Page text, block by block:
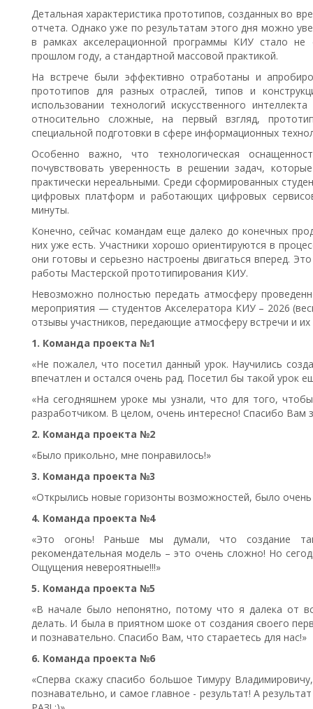
Детальная характеристика прототипов, созданных во
отчета. Однако уже по результатам этого дня можно
в рамках акселерационной программы КИУ стало
прошлом году, а стандартной массовой практикой.
На встрече были эффективно отработаны и
прототипов для разных отраслей, типов и
использовании технологий искусственного
относительно сложные, на первый взгляд,
специальной подготовки в сфере информационных
Особенно важно, что технологическая
почувствовать уверенность в решении задач,
практически нереальными. Среди сформированных
цифровых платформ и работающих цифровых
минуты.
Конечно, сейчас командам еще далеко до конечных
них уже есть. Участники хорошо ориентируются в
они готовы и серьезно настроены двигаться вперед.
работы Мастерской прототипирования КИУ.
Невозможно полностью передать атмосферу
мероприятия — студентов Акселератора КИУ – 2026
отзывы участников, передающие атмосферу встречи и их
1. Команда проекта №1
«Не пожалел, что посетил данный урок. Научились
впечатлен и остался очень рад. Посетил бы такой урок
«На сегодняшнем уроке мы узнали, что для того,
разработчиком. В целом, очень интересно! Спасибо Вам
2. Команда проекта №2
«Было прикольно, мне понравилось!»
3. Команда проекта №3
«Открылись новые горизонты возможностей, было очень
4. Команда проекта №4
«Это огонь! Раньше мы думали, что создание
рекомендательная модель – это очень сложно! Но
Ощущения невероятные!!!»
5. Команда проекта №5
«В начале было непонятно, потому что я далека от
делать. И была в приятном шоке от создания своего
и познавательно. Спасибо Вам, что стараетесь для нас!»
6. Команда проекта №6
«Сперва скажу спасибо большое Тимуру
познавательно, и самое главное - результат! А